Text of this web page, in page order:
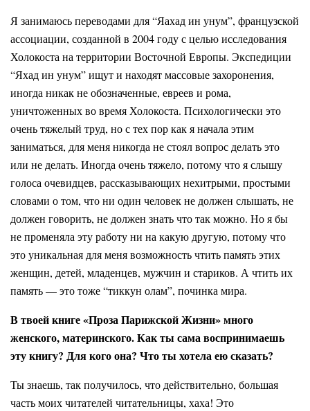
Я занимаюсь переводами для “Яахад ин унум”, французской
ассоциации, созданной в 2004 году с целью исследования
Холокоста на территории Восточной Европы. Экспедиции
“Яхад ин унум” ищут и находят массовые захоронения,
иногда никак не обозначенные, евреев и рома,
уничтоженных во время Холокоста. Психологически это
очень тяжелый труд, но с тех пор как я начала этим
заниматься, для меня никогда не стоял вопрос делать это
или не делать. Иногда очень тяжело, потому что я слышу
голоса очевидцев, рассказывающих нехитрыми, простыми
словами о том, что ни один человек не должен слышать, не
должен говорить, не должен знать что так можно. Но я бы
не променяла эту работу ни на какую другую, потому что
это уникальная для меня возможность чтить память этих
женщин, детей, младенцев, мужчин и стариков. А чтить их
память — это тоже “тиккун олам”, починка мира.
В твоей книге «Проза Парижской Жизни» много
женского, материнского. Как ты сама воспринимаешь
эту книгу? Для кого она? Что ты хотела ею сказать?
Ты знаешь, так получилось, что действительно, большая
часть моих читателей читательницы, хаха! Это